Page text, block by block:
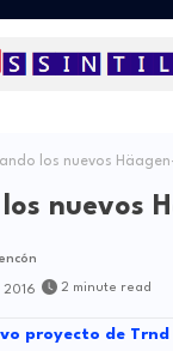
los nuevos
nuevos
2016 2 minute read
proyecto de Trnd